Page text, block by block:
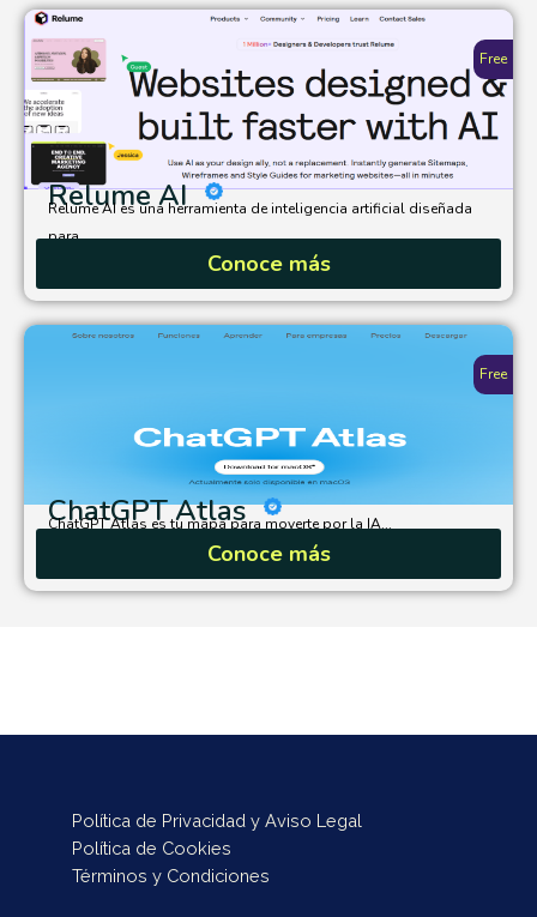
Relume AI
Relume AI es una herramienta de inteligencia artificial diseñada
para...
Conoce más
Free
ChatGPT Atlas
ChatGPT Atlas es tu mapa para moverte por la IA...
Conoce más
Free
Política de Privacidad y Aviso Legal
Política de Cookies
Términos y Condiciones